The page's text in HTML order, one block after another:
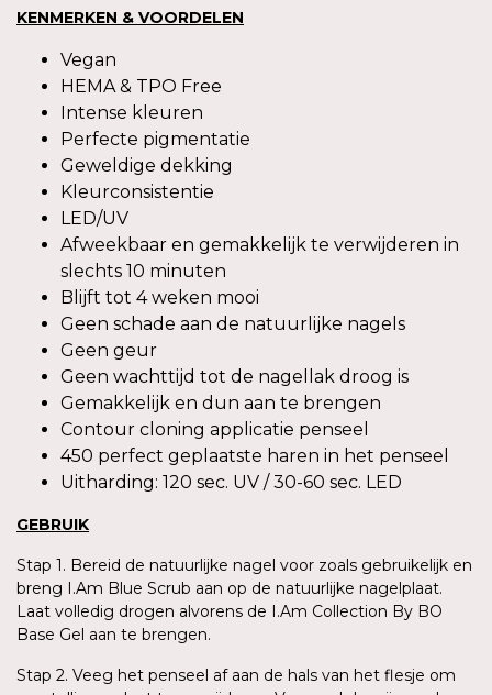
KENMERKEN & VOORDELEN
Vegan
HEMA & TPO Free
Intense kleuren
Perfecte pigmentatie
Geweldige dekking
Kleurconsistentie
LED/UV
Afweekbaar en gemakkelijk te verwijderen in
slechts 10 minuten
Blijft tot 4 weken mooi
Geen schade aan de natuurlijke nagels
Geen geur
Geen wachttijd tot de nagellak droog is
Gemakkelijk en dun aan te brengen
Contour cloning applicatie penseel
450 perfect geplaatste haren in het penseel
Uitharding: 120 sec. UV / 30-60 sec. LED
GEBRUIK
Stap 1. Bereid de natuurlijke nagel voor zoals gebruikelijk en
breng I.Am Blue Scrub aan op de natuurlijke nagelplaat.
Laat volledig drogen alvorens de I.Am Collection By BO
Base Gel aan te brengen.
Stap 2. Veeg het penseel af aan de hals van het flesje om